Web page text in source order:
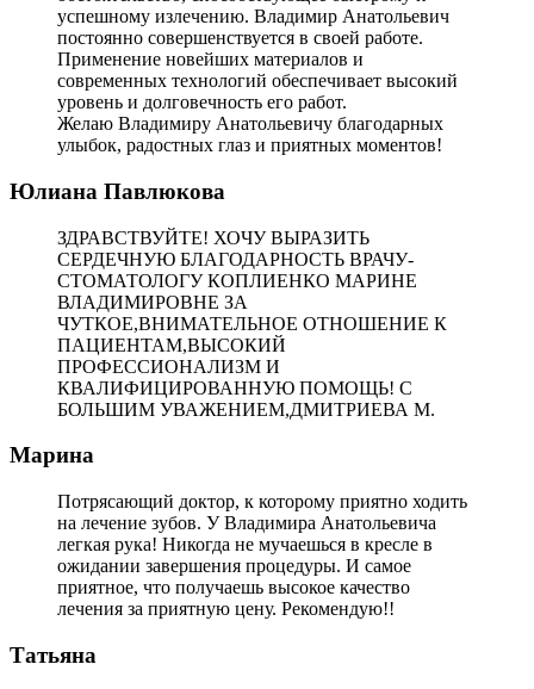
успешному излечению. Владимир Анатольевич
постоянно совершенствуется в своей работе.
Применение новейших материалов и
современных технологий обеспечивает высокий
уровень и долговечность его работ.
Желаю Владимиру Анатольевичу благодарных
улыбок, радостных глаз и приятных моментов!
Юлиана Павлюкова
ЗДРАВСТВУЙТЕ! ХОЧУ ВЫРАЗИТЬ
СЕРДЕЧНУЮ БЛАГОДАРНОСТЬ ВРАЧУ-
СТОМАТОЛОГУ КОПЛИЕНКО МАРИНЕ
ВЛАДИМИРОВНЕ ЗА
ЧУТКОЕ,ВНИМАТЕЛЬНОЕ ОТНОШЕНИЕ К
ПАЦИЕНТАМ,ВЫСОКИЙ
ПРОФЕССИОНАЛИЗМ И
КВАЛИФИЦИРОВАННУЮ ПОМОЩЬ! С
БОЛЬШИМ УВАЖЕНИЕМ,ДМИТРИЕВА М.
Марина
Потрясающий доктор, к которому приятно ходить
на лечение зубов. У Владимира Анатольевича
легкая рука! Никогда не мучаешься в кресле в
ожидании завершения процедуры. И самое
приятное, что получаешь высокое качество
лечения за приятную цену. Рекомендую!!
Татьяна